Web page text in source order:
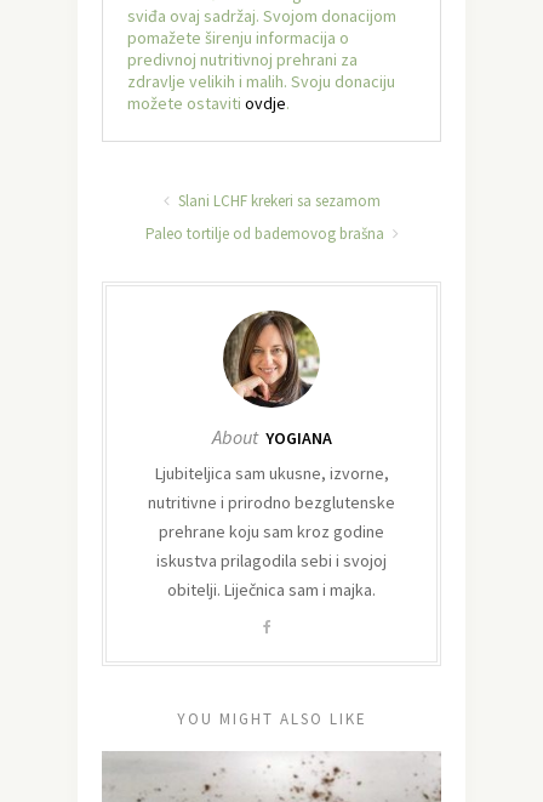
sviđa ovaj sadržaj. Svojom donacijom
pomažete širenju informacija o
predivnoj nutritivnoj prehrani za
zdravlje velikih i malih. Svoju donaciju
možete ostaviti ovdje.
Slani LCHF krekeri sa sezamom
Paleo tortilje od bademovog brašna
About YOGIANA
Ljubiteljica sam ukusne, izvorne,
nutritivne i prirodno bezglutenske
prehrane koju sam kroz godine
iskustva prilagodila sebi i svojoj
obitelji. Liječnica sam i majka.
YOU MIGHT ALSO LIKE